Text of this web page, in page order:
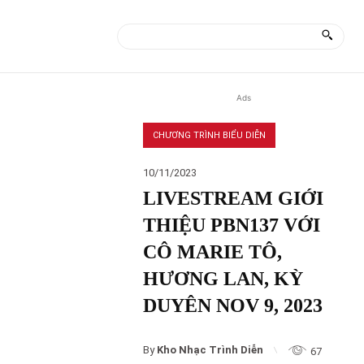
Ads
CHƯƠNG TRÌNH BIỂU DIỄN
10/11/2023
LIVESTREAM GIỚI
THIỆU PBN137 VỚI
CÔ MARIE TÔ,
HƯƠNG LAN, KỲ
DUYÊN NOV 9, 2023
By Kho Nhạc Trình Diễn 67